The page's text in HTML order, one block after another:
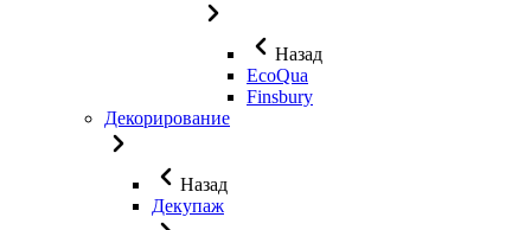
Назад
EcoQua
Finsbury
Декорирование
Назад
Декупаж